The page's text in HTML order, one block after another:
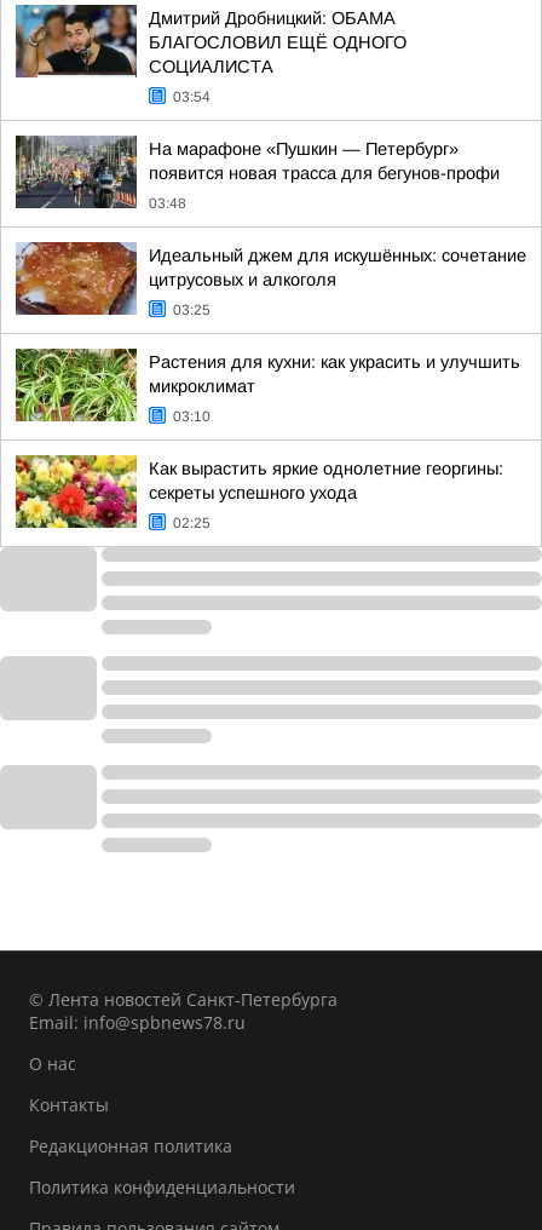
Дмитрий Дробницкий: ОБАМА
БЛАГОСЛОВИЛ ЕЩЁ ОДНОГО
СОЦИАЛИСТА
03:54
На марафоне «Пушкин — Петербург»
появится новая трасса для бегунов-профи
03:48
Идеальный джем для искушённых: сочетание
цитрусовых и алкоголя
03:25
Растения для кухни: как украсить и улучшить
микроклимат
03:10
Как вырастить яркие однолетние георгины:
секреты успешного ухода
02:25
© Лента новостей Санкт-Петербурга
Email: info@spbnews78.ru
О нас
Контакты
Редакционная политика
Политика конфиденциальности